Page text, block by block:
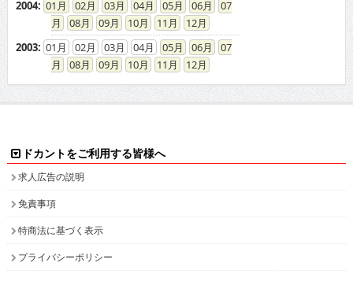
2003: 01 02 03 04 05 06
07
08
09 10 11 12
免責事項